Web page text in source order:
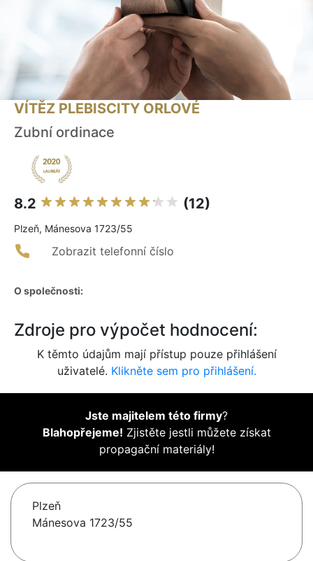
VÍTĚZ PLEBISCITY ORLOVÉ
Zubní ordinace
8.2 (12)
Plzeň, Mánesova 1723/55
Zobrazit telefonní číslo
O společnosti:
Zdroje pro výpočet hodnocení:
K těmto údajům mají přístup pouze přihlášení
uživatelé. Klikněte sem pro přihlášení.
Jste majitelem této firmy?
Blahopřejeme! Zjistěte jestli můžete získat
propagační materiály!
Plzeň
Mánesova 1723/55